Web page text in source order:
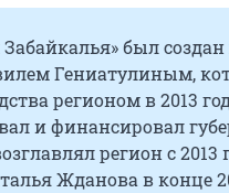
был
Гениатулиным,
регионом в 2013
и финансировал
регион с 2013
Жданова в конце